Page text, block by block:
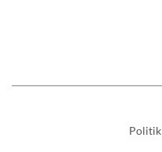
Politik